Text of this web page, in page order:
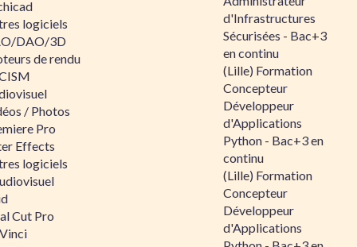
logiciels
DAO/3D
de rendu
/ Photos
Pro
Effects
logiciels
Cut Pro
d'Infrastructures
Sécurisées - Bac+3
en continu
(Lille) Formation
Concepteur
Développeur
d'Applications
Python - Bac+3 en
continu
(Lille) Formation
Concepteur
Développeur
d'Applications